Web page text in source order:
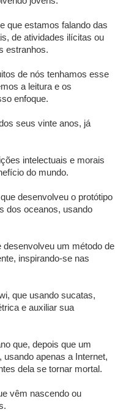
que estamos falando das
de atividades ilícitas ou
estranhos.
de nós tenhamos esse
a leitura e os
enfoque.
seus vinte anos, já
intelectuais e morais
do mundo.
desenvolveu o protótipo
dos oceanos, usando
um método de
inspirando-se nas
que usando sucatas,
e auxiliar sua
que, depois que um
apenas a Internet,
dela se tornar mortal.
vêm nascendo ou